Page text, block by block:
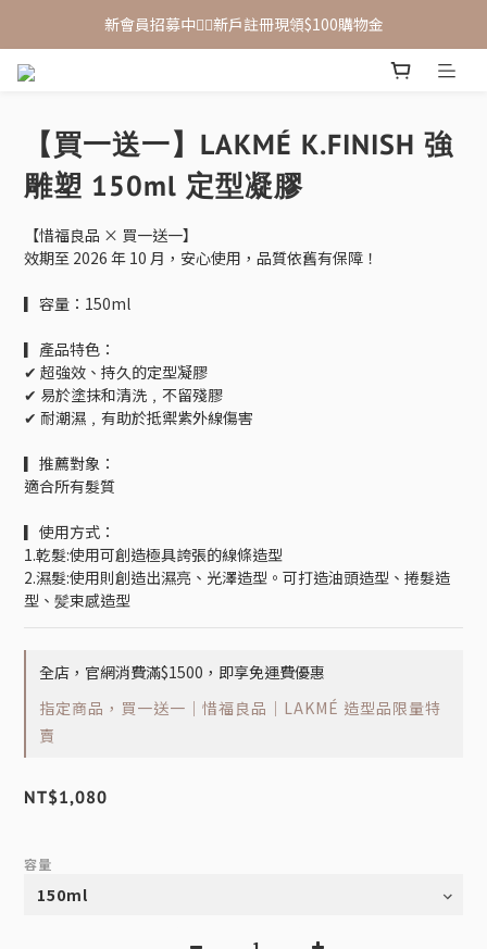
新會員招募中🙋‍♂️新戶註冊現領$100購物金
新會員招募中🙋‍♂️新戶註冊現領$100購物金
【買一送一】LAKMÉ K.FINISH 強
雕塑 150ml 定型凝膠
【惜福良品 × 買一送一】
效期至 2026 年 10 月，安心使用，品質依舊有保障！
▎容量：150ml
▎產品特色：
✔ 超強效、持久的定型凝膠
✔ 易於塗抹和清洗﹐不留殘膠
✔ 耐潮濕﹐有助於抵禦紫外線傷害
▎推薦對象：
適合所有髮質
▎使用方式：
1.乾髮:使用可創造極具誇張的線條造型
2.濕髮:使用則創造出濕亮、光澤造型。可打造油頭造型、捲髮造
型、髪束感造型
全店，官網消費滿$1500，即享免運費優惠
指定商品，買一送一｜惜福良品｜LAKMÉ 造型品限量特
賣
NT$1,080
容量